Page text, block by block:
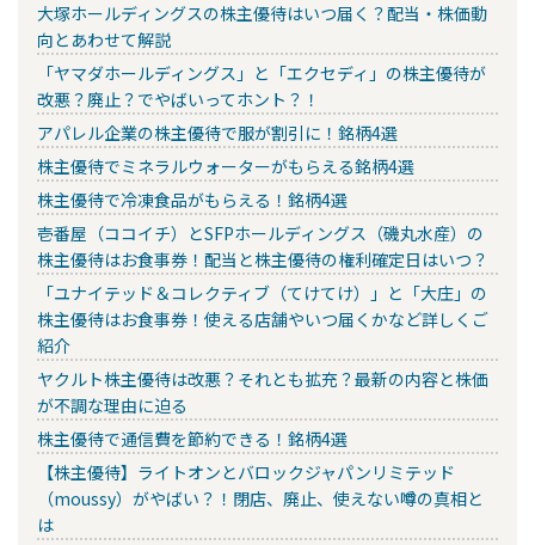
大塚ホールディングスの株主優待はいつ届く？配当・株価動
向とあわせて解説
「ヤマダホールディングス」と「エクセディ」の株主優待が
改悪？廃止？でやばいってホント？！
アパレル企業の株主優待で服が割引に！銘柄4選
株主優待でミネラルウォーターがもらえる銘柄4選
株主優待で冷凍食品がもらえる！銘柄4選
壱番屋（ココイチ）とSFPホールディングス（磯丸水産）の
株主優待はお食事券！配当と株主優待の権利確定日はいつ？
「ユナイテッド＆コレクティブ（てけてけ）」と「大庄」の
株主優待はお食事券！使える店舗やいつ届くかなど詳しくご
紹介
ヤクルト株主優待は改悪？それとも拡充？最新の内容と株価
が不調な理由に迫る
株主優待で通信費を節約できる！銘柄4選
【株主優待】ライトオンとバロックジャパンリミテッド
（moussy）がやばい？！閉店、廃止、使えない噂の真相と
は